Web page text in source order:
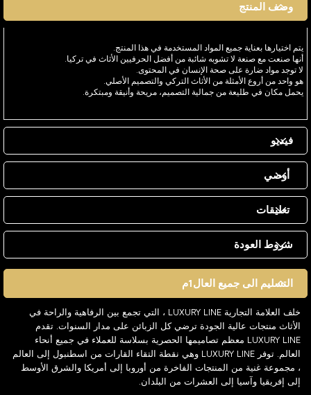
وصف المنتج
يتم اختيارها بعناية جميع المواد المستخدمة في هذا المنتج.
أنها صنعت مع صنعة لا تشوبه شائبة من أفضل الحرفيين الأثاث في تركيا.
لا توجد مواد ضارة على صحة الإنسان في المحتوى.
هو واحد من أروع الأمثلة من الأثاث التركي والتصميم الأصلي.
يحمل مكان في طليعة من جمالية التصميم، مريحة وأنيقة ومبتكرة.
فيديو
أوصي
تعليقات
شروط العودة
التسليم الى جميع العال1م
خلف العلامة التجارية LUXURY LINE ، التي تجمع بين الرفاهية والراحة في
الأثاث منتجات عالية الجودة ترضي كل الزبائن على مدار السنوات. تقدم
LUXURY LINE معظم تصاميمها الحصرية بسلاسة للعملاء في جميع أنحاء
العالم. توفر LUXURY LINE وهي نقطة التقاء القارات من اسطنبول إلى العالم
، مجموعة غنية من المنتجات الفاخرة من أوروبا إلى أمريكا والشرق الأوسط
إلى إفريقيا وآسيا إلى العشرات من البلدان.